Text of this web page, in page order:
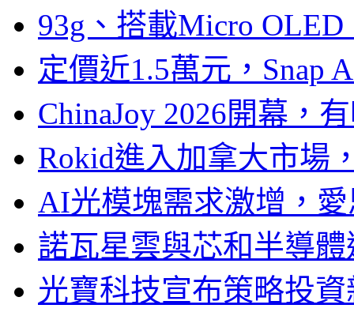
93g、搭載Micro
定價近1.5萬元，Snap
ChinaJoy 2026開幕，
Rokid進入加拿大市場
AI光模塊需求激增，
諾瓦星雲與芯和半導
光寶科技宣布策略投